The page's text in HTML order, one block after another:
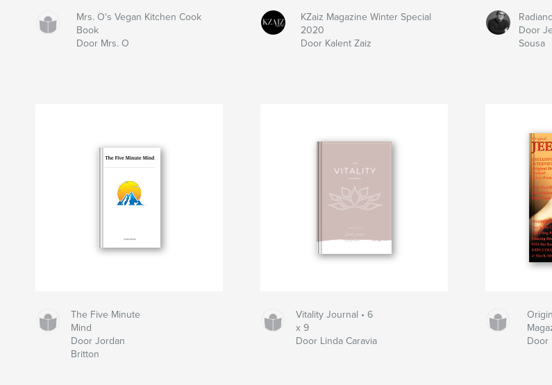
Mrs. O's Vegan Kitchen Cook
Book
Door Mrs. O
KZaiz Magazine Winter Special
2020
Door Kalent Zaiz
Door
Sousa
The Five Minute
Mind
Door Jordan
Britton
Vitality Journal • 6
x 9
Door Linda Caravia
Door